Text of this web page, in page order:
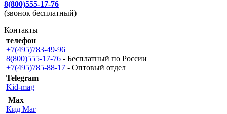
8(800)555-17-76
(звонок бесплатный)
Контакты
телефон
+7(495)783-49-96
8(800)555-17-76 - Бесплатный по России
+7(495)785-88-17 - Оптовый отдел
Telegram
Kid-mag
Мах
Кид Маг